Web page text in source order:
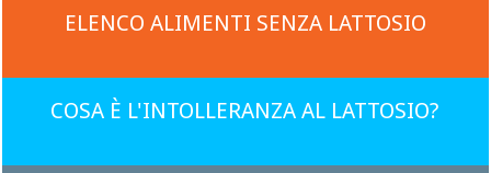
ELENCO ALIMENTI SENZA LATTOSIO
COSA È L'INTOLLERANZA AL LATTOSIO?